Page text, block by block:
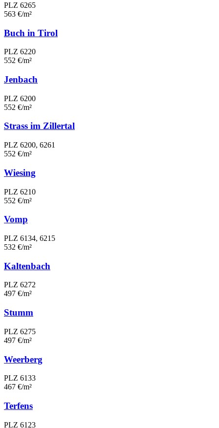
PLZ 6265
563 €/m²
Buch in Tirol
PLZ 6220
552 €/m²
Jenbach
PLZ 6200
552 €/m²
Strass im Zillertal
PLZ 6200, 6261
552 €/m²
Wiesing
PLZ 6210
552 €/m²
Vomp
PLZ 6134, 6215
532 €/m²
Kaltenbach
PLZ 6272
497 €/m²
Stumm
PLZ 6275
497 €/m²
Weerberg
PLZ 6133
467 €/m²
Terfens
PLZ 6123